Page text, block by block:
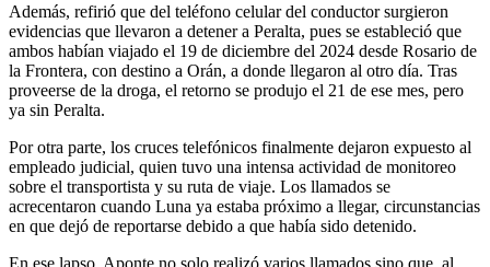
Además, refirió que del teléfono celular del conductor surgieron
evidencias que llevaron a detener a Peralta, pues se estableció que
ambos habían viajado el 19 de diciembre del 2024 desde Rosario de
la Frontera, con destino a Orán, a donde llegaron al otro día. Tras
proveerse de la droga, el retorno se produjo el 21 de ese mes, pero
ya sin Peralta.
Por otra parte, los cruces telefónicos finalmente dejaron expuesto al
empleado judicial, quien tuvo una intensa actividad de monitoreo
sobre el transportista y su ruta de viaje. Los llamados se
acrecentaron cuando Luna ya estaba próximo a llegar, circunstancias
en que dejó de reportarse debido a que había sido detenido.
En ese lapso, Aponte no solo realizó varios llamados sino que, al